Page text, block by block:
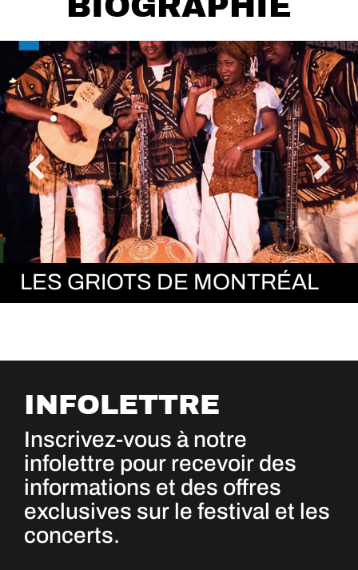
LES GRIOTS DE MONTRÉAL
INFOLETTRE
Inscrivez-vous à notre
infolettre pour recevoir des
informations et des offres
exclusives sur le festival et les
concerts.